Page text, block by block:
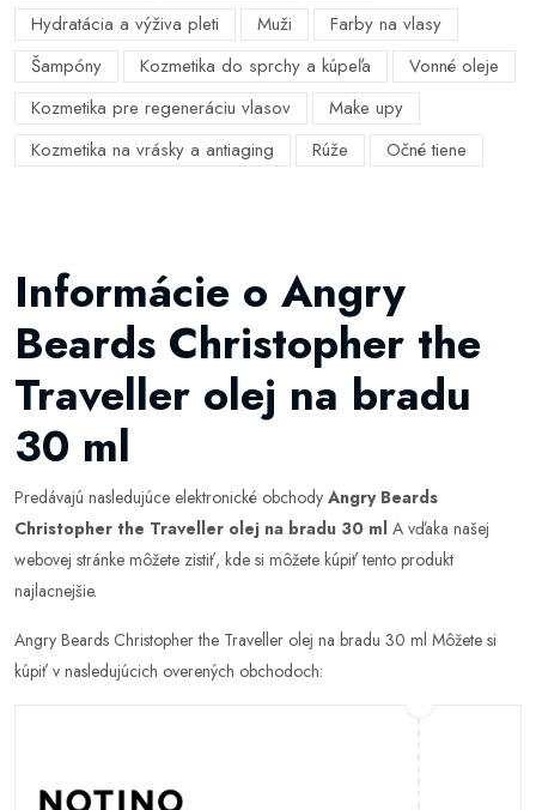
Hydratácia a výživa pleti
Muži
Farby na vlasy
Šampóny
Kozmetika do sprchy a kúpeľa
Vonné oleje
Kozmetika pre regeneráciu vlasov
Make upy
Kozmetika na vrásky a antiaging
Rúže Očné tiene
Informácie o Angry
Beards Christopher the
Traveller olej na bradu
30 ml
Predávajú nasledujúce elektronické obchody Angry Beards
Christopher the Traveller olej na bradu 30 ml A vďaka našej
webovej stránke môžete zistiť, kde si môžete kúpiť tento produkt
najlacnejšie.
Angry Beards Christopher the Traveller olej na bradu 30 ml Môžete si
kúpiť v nasledujúcich overených obchodoch: